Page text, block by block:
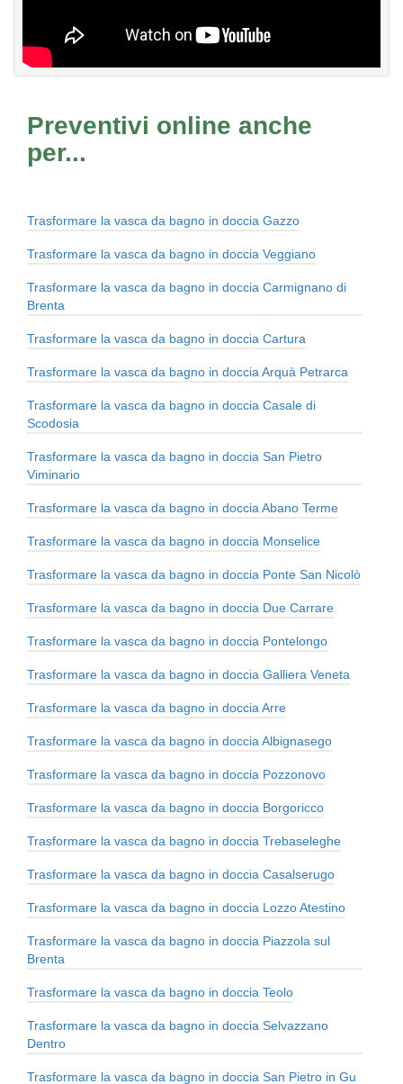
Preventivi online anche
per...
Trasformare la vasca da bagno in doccia Gazzo
Trasformare la vasca da bagno in doccia Veggiano
Trasformare la vasca da bagno in doccia Carmignano di
Brenta
Trasformare la vasca da bagno in doccia Cartura
Trasformare la vasca da bagno in doccia Arquà Petrarca
Trasformare la vasca da bagno in doccia Casale di
Scodosia
Trasformare la vasca da bagno in doccia San Pietro
Viminario
Trasformare la vasca da bagno in doccia Abano Terme
Trasformare la vasca da bagno in doccia Monselice
Trasformare la vasca da bagno in doccia Ponte San Nicolò
Trasformare la vasca da bagno in doccia Due Carrare
Trasformare la vasca da bagno in doccia Pontelongo
Trasformare la vasca da bagno in doccia Galliera Veneta
Trasformare la vasca da bagno in doccia Arre
Trasformare la vasca da bagno in doccia Albignasego
Trasformare la vasca da bagno in doccia Pozzonovo
Trasformare la vasca da bagno in doccia Borgoricco
Trasformare la vasca da bagno in doccia Trebaseleghe
Trasformare la vasca da bagno in doccia Casalserugo
Trasformare la vasca da bagno in doccia Lozzo Atestino
Trasformare la vasca da bagno in doccia Piazzola sul
Brenta
Trasformare la vasca da bagno in doccia Teolo
Trasformare la vasca da bagno in doccia Selvazzano
Dentro
Trasformare la vasca da bagno in doccia San Pietro in Gu